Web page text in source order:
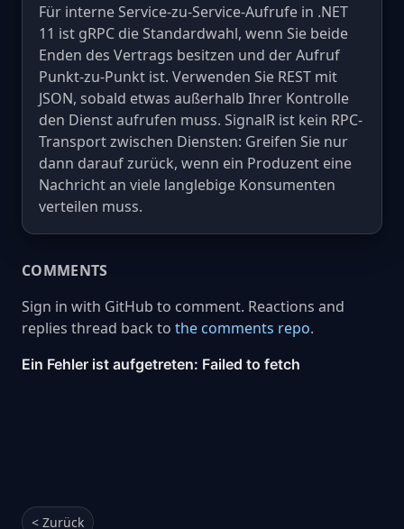
Für interne Service-zu-Service-Aufrufe in .NET
11 ist gRPC die Standardwahl, wenn Sie beide
Enden des Vertrags besitzen und der Aufruf
Punkt-zu-Punkt ist. Verwenden Sie REST mit
JSON, sobald etwas außerhalb Ihrer Kontrolle
den Dienst aufrufen muss. SignalR ist kein RPC-
Transport zwischen Diensten: Greifen Sie nur
dann darauf zurück, wenn ein Produzent eine
Nachricht an viele langlebige Konsumenten
verteilen muss.
COMMENTS
Sign in with GitHub to comment. Reactions and
replies thread back to the comments repo.
< Zurück